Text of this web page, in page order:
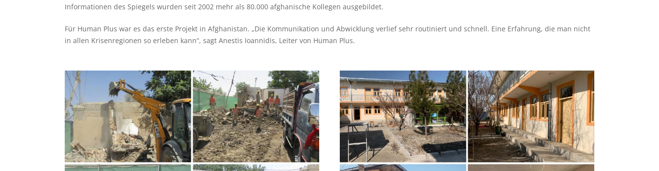
Informationen des Spiegels wurden seit 2002 mehr als 80.000 afghanische Kollegen ausgebildet.
Für Human Plus war es das erste Projekt in Afghanistan. „Die Kommunikation und Abwicklung verlief sehr routiniert und schnell. Eine Erfahrung, die man nicht
in allen Krisenregionen so erleben kann“, sagt Anestis Ioannidis, Leiter von Human Plus.